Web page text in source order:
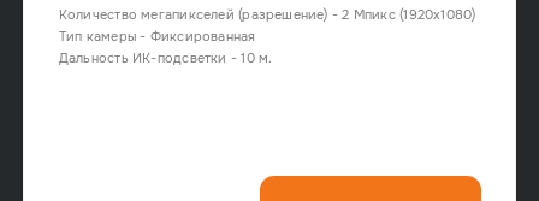
Количество мегапикселей (разрешение) - 2 Мпикс (1920x1080)
Тип камеры - Фиксированная
Дальность ИК-подсветки - 10 м.